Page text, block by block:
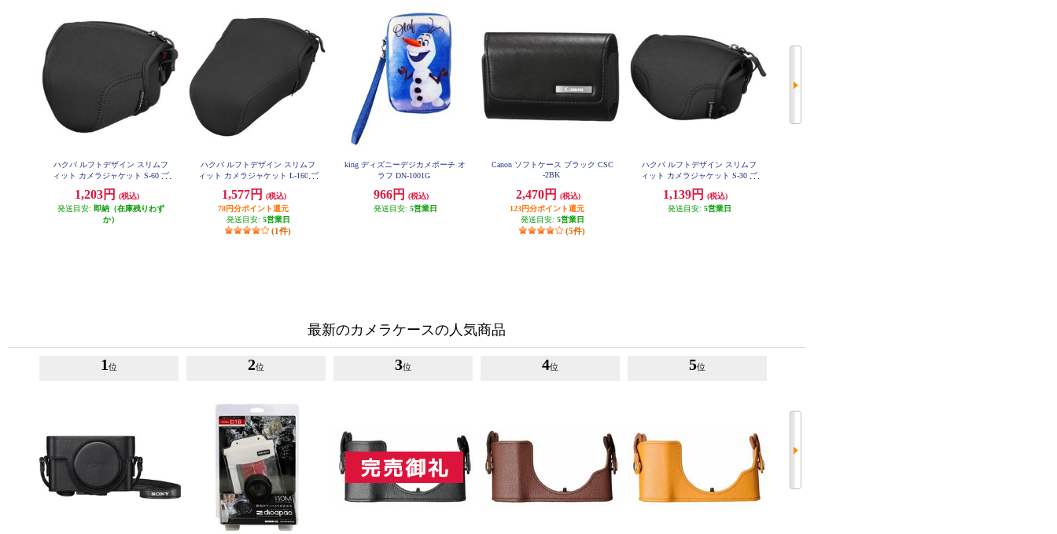
ハクバ ルフトデザイン スリムフ
ィット カメラジャケット S-60 ブ
1,203円
(税込)
発送目安: 即納（在庫残りわず
か）
ハクバ ルフトデザイン スリムフ
ィット カメラジャケット L-160 ブ
1,577円
(税込)
78円分ポイント還元
発送目安: 5営業日
(1件)
king ディズニーデジカメポーチ オ
ラフ DN-1001G
966円
(税込)
発送目安: 5営業日
Canon ソフトケース ブラック CSC
-2BK
2,470円
(税込)
123円分ポイント還元
発送目安: 5営業日
(5件)
ハクバ ルフトデザイン スリムフ
ィット カメラジャケット S-30 ブ
1,139円
(税込)
発送目安: 5営業日
最新のカメラケースの人気商品
1 位 2位 3位 4位 5位